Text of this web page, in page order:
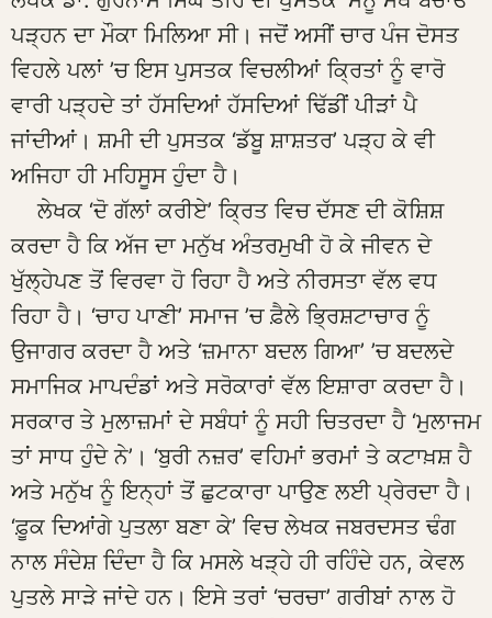
ਪੜ੍ਹਨ ਦਾ ਮੌਕਾ ਮਿਲਿਆ ਸੀ। ਜਦੋਂ ਅਸੀਂ ਚਾਰ ਪੰਜ ਦੋਸਤ
ਵਿਹਲੇ ਪਲਾਂ ’ਚ ਇਸ ਪੁਸਤਕ ਵਿਚਲੀਆਂ ਕ੍ਰਿਤਾਂ ਨੂੰ ਵਾਰੋ
ਵਾਰੀ ਪੜ੍ਹਦੇ ਤਾਂ ਹੱਸਦਿਆਂ ਹੱਸਦਿਆਂ ਢਿੱਡੀਂ ਪੀੜਾਂ ਪੈ
ਜਾਂਦੀਆਂ। ਸ਼ਮੀ ਦੀ ਪੁਸਤਕ ‘ਡੱਬੂ ਸ਼ਾਸ਼ਤਰ’ ਪੜ੍ਹ ਕੇ ਵੀ
ਅਜਿਹਾ ਹੀ ਮਹਿਸੂਸ ਹੁੰਦਾ ਹੈ।
ਲੇਖਕ ‘ਦੋ ਗੱਲਾਂ ਕਰੀਏ’ ਕ੍ਰਿਤ ਵਿਚ ਦੱਸਣ ਦੀ ਕੋਸ਼ਿਸ਼
ਕਰਦਾ ਹੈ ਕਿ ਅੱਜ ਦਾ ਮਨੁੱਖ ਅੰਤਰਮੁਖੀ ਹੋ ਕੇ ਜੀਵਨ ਦੇ
ਖੁੱਲ੍ਹੇਪਣ ਤੋਂ ਵਿਰਵਾ ਹੋ ਰਿਹਾ ਹੈ ਅਤੇ ਨੀਰਸਤਾ ਵੱਲ ਵਧ
ਰਿਹਾ ਹੈ। ‘ਚਾਹ ਪਾਣੀ’ ਸਮਾਜ ’ਚ ਫ਼ੈਲੇ ਭ੍ਰਿਸ਼ਟਾਚਾਰ ਨੂੰ
ਉਜਾਗਰ ਕਰਦਾ ਹੈ ਅਤੇ ‘ਜ਼ਮਾਨਾ ਬਦਲ ਗਿਆ’ ’ਚ ਬਦਲਦੇ
ਸਮਾਜਿਕ ਮਾਪਦੰਡਾਂ ਅਤੇ ਸਰੋਕਾਰਾਂ ਵੱਲ ਇਸ਼ਾਰਾ ਕਰਦਾ ਹੈ।
ਸਰਕਾਰ ਤੇ ਮੁਲਾਜ਼ਮਾਂ ਦੇ ਸਬੰਧਾਂ ਨੂੰ ਸਹੀ ਚਿਤਰਦਾ ਹੈ ‘ਮੁਲਾਜਮ
ਤਾਂ ਸਾਧ ਹੁੰਦੇ ਨੇ’। ‘ਬੁਰੀ ਨਜ਼ਰ’ ਵਹਿਮਾਂ ਭਰਮਾਂ ਤੇ ਕਟਾਖ਼ਸ਼ ਹੈ
ਅਤੇ ਮਨੁੱਖ ਨੂੰ ਇਨ੍ਹਾਂ ਤੋਂ ਛੁਟਕਾਰਾ ਪਾਉਣ ਲਈ ਪ੍ਰੇਰਦਾ ਹੈ।
‘ਫ਼ੂਕ ਦਿਆਂਗੇ ਪੁਤਲਾ ਬਣਾ ਕੇ’ ਵਿਚ ਲੇਖਕ ਜਬਰਦਸਤ ਢੰਗ
ਨਾਲ ਸੰਦੇਸ਼ ਦਿੰਦਾ ਹੈ ਕਿ ਮਸਲੇ ਖੜ੍ਹੇ ਹੀ ਰਹਿੰਦੇ ਹਨ, ਕੇਵਲ
ਪੁਤਲੇ ਸਾੜੇ ਜਾਂਦੇ ਹਨ। ਇਸੇ ਤਰਾਂ ‘ਚਰਚਾ’ ਗਰੀਬਾਂ ਨਾਲ ਹੋ